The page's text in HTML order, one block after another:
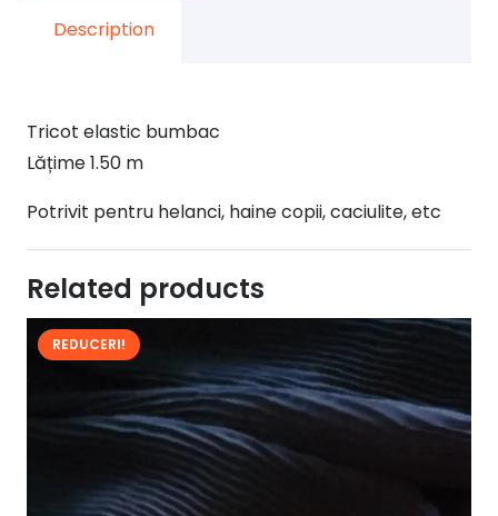
Description
Tricot elastic bumbac
Lățime 1.50 m
Potrivit pentru helanci, haine copii, caciulite, etc
Related products
REDUCERI!